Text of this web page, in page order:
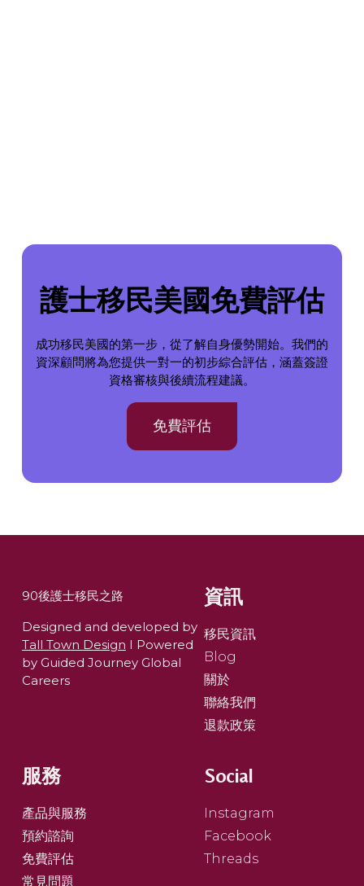
護士移民美國免費評估
成功移民美國的第一步，從了解自身優勢開始。我們的
資深顧問將為您提供一對一的初步綜合評估，涵蓋簽證
資格審核與後續流程建議。
免費評估
90後護士移民之路
Designed and developed by
Tall Town Design I Powered
by Guided Journey Global
Careers
資訊
移民資訊
Blog
關於
聯絡我們
退款政策
服務
產品與服務
預約諮詢
免費評估
常見問題
Social
Instagram
Facebook
Threads